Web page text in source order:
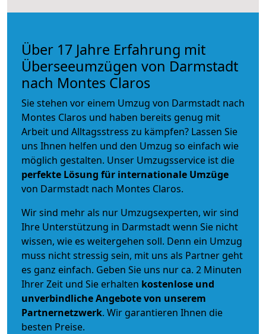
Über 17 Jahre Erfahrung mit
Überseeumzügen von Darmstadt
nach Montes Claros
Sie stehen vor einem Umzug von Darmstadt nach
Montes Claros und haben bereits genug mit
Arbeit und Alltagsstress zu kämpfen? Lassen Sie
uns Ihnen helfen und den Umzug so einfach wie
möglich gestalten. Unser Umzugsservice ist die
perfekte Lösung für internationale Umzüge
von Darmstadt nach Montes Claros.
Wir sind mehr als nur Umzugsexperten, wir sind
Ihre Unterstützung in Darmstadt wenn Sie nicht
wissen, wie es weitergehen soll. Denn ein Umzug
muss nicht stressig sein, mit uns als Partner geht
es ganz einfach. Geben Sie uns nur ca. 2 Minuten
Ihrer Zeit und Sie erhalten kostenlose und
unverbindlicheAngebote von unserem
Partnernetzwerk. Wir garantieren Ihnen die
besten Preise.